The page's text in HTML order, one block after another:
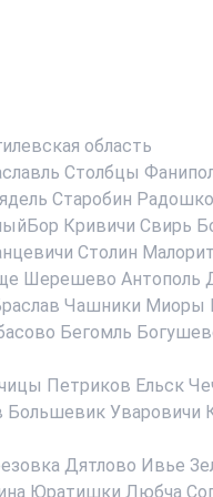
область
Столбцы
Старобин
Кривичи Свирь
Столин
Шерешево Антополь
Чашники Миоры
Бегомль
Петриков Ельск
Большевик Уваровичи
Дятлово Ивье
Юратишки Любча